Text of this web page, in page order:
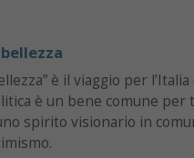
è il viaggio per
è un bene comune
spirito visionario in